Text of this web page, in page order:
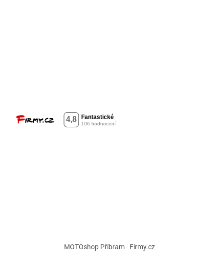
MOTOshop Příbram Firmy.cz